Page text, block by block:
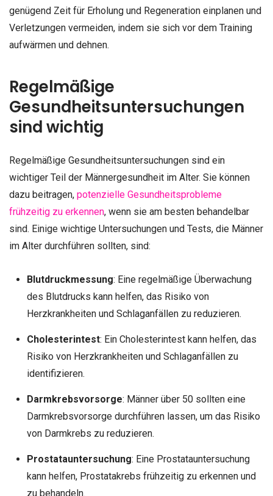
genügend Zeit für Erholung und Regeneration einplanen und
Verletzungen vermeiden, indem sie sich vor dem Training
aufwärmen und dehnen.
Regelmäßige
Gesundheitsuntersuchungen
sind wichtig
Regelmäßige Gesundheitsuntersuchungen sind ein
wichtiger Teil der Männergesundheit im Alter. Sie können
dazu beitragen, potenzielle Gesundheitsprobleme
frühzeitig zu erkennen, wenn sie am besten behandelbar
sind. Einige wichtige Untersuchungen und Tests, die Männer
im Alter durchführen sollten, sind:
Blutdruckmessung: Eine regelmäßige Überwachung
des Blutdrucks kann helfen, das Risiko von
Herzkrankheiten und Schlaganfällen zu reduzieren.
Cholesterintest: Ein Cholesterintest kann helfen, das
Risiko von Herzkrankheiten und Schlaganfällen zu
identifizieren.
Darmkrebsvorsorge: Männer über 50 sollten eine
Darmkrebsvorsorge durchführen lassen, um das Risiko
von Darmkrebs zu reduzieren.
Prostatauntersuchung: Eine Prostatauntersuchung
kann helfen, Prostatakrebs frühzeitig zu erkennen und
zu behandeln.